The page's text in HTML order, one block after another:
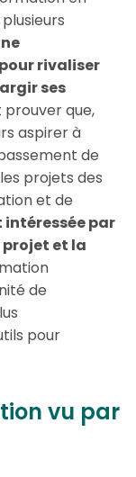
rivaliser
ses
prouver que,
aspirer à
de
projets des
et de
par
et la
de
pour
vu par